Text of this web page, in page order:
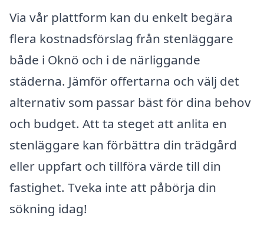
Via vår plattform kan du enkelt begära
flera kostnadsförslag från stenläggare
både i Oknö och i de närliggande
städerna. Jämför offertarna och välj det
alternativ som passar bäst för dina behov
och budget. Att ta steget att anlita en
stenläggare kan förbättra din trädgård
eller uppfart och tillföra värde till din
fastighet. Tveka inte att påbörja din
sökning idag!